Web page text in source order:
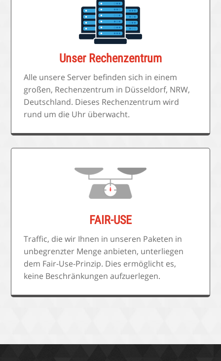
Unser Rechenzentrum
Alle unsere Server befinden sich in einem
großen, Rechenzentrum in Düsseldorf, NRW,
Deutschland. Dieses Rechenzentrum wird
rund um die Uhr überwacht.
FAIR-USE
Traffic, die wir Ihnen in unseren Paketen in
unbegrenzter Menge anbieten, unterliegen
dem Fair-Use-Prinzip. Dies ermöglicht es,
keine Beschränkungen aufzuerlegen.